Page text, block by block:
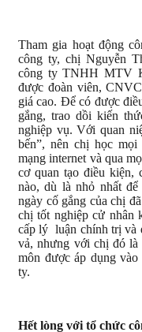
Tham gia hoạt động
công ty, chị Nguyễn
công ty TNHH MTV
được đoàn viên,
giá cao. Để có được
gắng, trao dồi kiến
nghiệp vụ. Với quan
bến”, nên chị học
mạng internet và qua
cơ quan tạo điều
nào, dù là nhỏ nhất
ngày cố gắng của chị
chị tốt nghiệp cử nhân
cấp lý luận chính trị và
vả, nhưng với chị đó
môn được áp dụng
ty.
Hết lòng với tổ chức